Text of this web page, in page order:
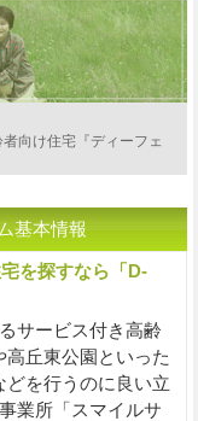
向け住宅『ディーフェ
基本情報
を探すなら「D-
サービス付き高齢
丘東公園といった
を行うのに良い立
業所「スマイルサ